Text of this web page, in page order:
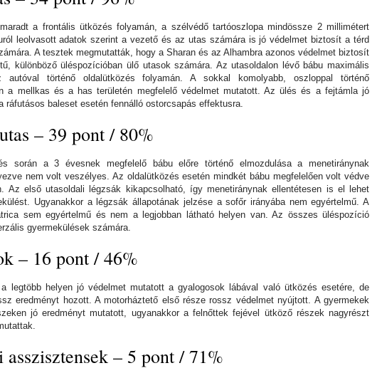
a frontális ütközés folyamán, a szélvédő tartóoszlopa mindössze 2 millimétert
leolvasott adatok szerint a vezető és az utas számára is jó védelmet biztosít a térd
A tesztek megmutatták, hogy a Sharan és az Alhambra azonos védelmet biztosít
különböző üléspozícióban ülő utasok számára. Az utasoldalon lévő bábu maximális
történő oldalütközés folyamán. A sokkal komolyabb, oszloppal történő
a mellkas és a has területén megfelelő védelmet mutatott. Az ülés és a fejtámla jó
ráfutásos baleset esetén fennálló ostorcsapás effektusra.
– 39 pont / 80%
során a 3 évesnek megfelelő bábu előre történő elmozdulása a menetiránynak
nem volt veszélyes. Az oldalütközés esetén mindkét bábu megfelelően volt védve
Az első utasoldali légzsák kikapcsolható, így menetiránynak ellentétesen is el lehet
Ugyanakkor a légzsák állapotának jelzése a sofőr irányába nem egyértelmű. A
sem egyértelmű és nem a legjobban látható helyen van. Az összes üléspozíció
gyermekülések számára.
– 16 pont / 46%
legtöbb helyen jó védelmet mutatott a gyalogosok lábával való ütközés esetére, de
eredményt hozott. A motorháztető első része rossz védelmet nyújtott. A gyermekek
jó eredményt mutatott, ugyanakkor a felnőttek fejével ütköző részek nagyrészt
asszisztensek – 5 pont / 71%